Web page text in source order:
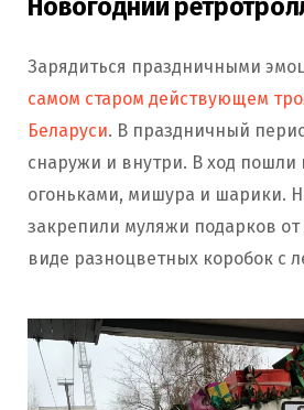
Зарядиться праздничными
самом старом действующем
Беларуси. В праздничный
снаружи и внутри. В ход пошли
огоньками, мишура и шарики.
закрепили муляжи подарков
виде разноцветных коробок с